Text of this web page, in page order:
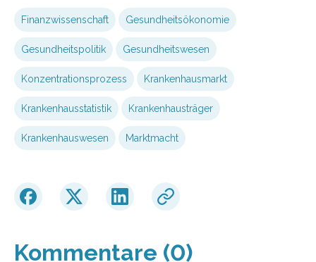
Finanzwissenschaft Gesundheitsökonomie
Gesundheitspolitik Gesundheitswesen
Konzentrationsprozess Krankenhausmarkt
Krankenhausstatistik Krankenhausträger
Krankenhauswesen Marktmacht
Kommentare (0)